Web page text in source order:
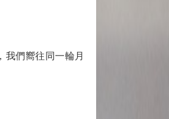
們嚮往同一輪月